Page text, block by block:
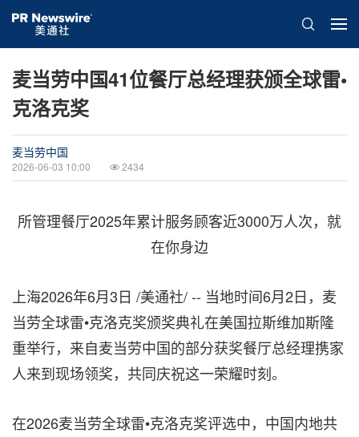
麦当劳中国41位餐厅总经理获颁全球雷•
克洛克奖
麦当劳中国
2026-06-03 10:00 2434
所管理餐厅2025年累计服务顾客近3000万人次，就
在你身边
上海2026年6月3日 /美通社/ -- 当地时间6月2日，麦
当劳全球雷•克洛克奖颁奖典礼在美国拉斯维加斯隆
重举行，来自麦当劳中国的部分获奖餐厅总经理携家
人来到现场领奖，共同庆祝这一荣耀时刻。
在2026麦当劳全球雷•克洛克奖评选中，中国内地共